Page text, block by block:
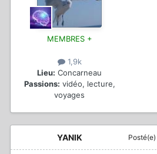
MEMBRES +
1,9k
Lieu: Concarneau
Passions: vidéo, lecture,
voyages
YANIK Posté(e)